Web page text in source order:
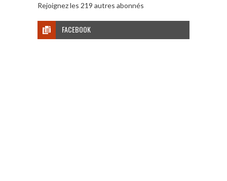
Rejoignez les 219 autres abonnés
FACEBOOK